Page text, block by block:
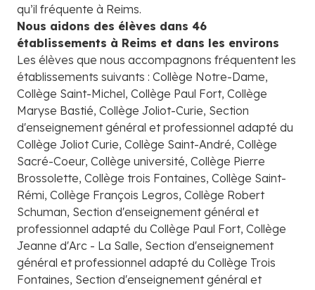
qu’il fréquente à Reims.
Nous aidons des élèves dans 46
établissements à Reims et dans les environs
Les élèves que nous accompagnons fréquentent les
établissements suivants : Collège Notre-Dame,
Collège Saint-Michel, Collège Paul Fort, Collège
Maryse Bastié, Collège Joliot-Curie, Section
d'enseignement général et professionnel adapté du
Collège Joliot Curie, Collège Saint-André, Collège
Sacré-Coeur, Collège université, Collège Pierre
Brossolette, Collège trois Fontaines, Collège Saint-
Rémi, Collège François Legros, Collège Robert
Schuman, Section d'enseignement général et
professionnel adapté du Collège Paul Fort, Collège
Jeanne d'Arc - La Salle, Section d'enseignement
général et professionnel adapté du Collège Trois
Fontaines, Section d'enseignement général et